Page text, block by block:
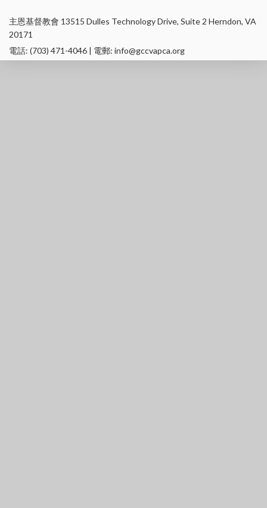
主恩基督教會 13515 Dulles Technology Drive, Suite 2 Herndon, VA
20171
電話: (703) 471-4046 | 電郵: info@gccvapca.org